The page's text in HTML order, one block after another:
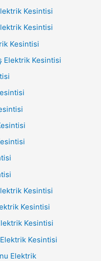
Kesintisi
Kesintisi
Kesintisi
Elektrik Kesintisi
Kesintisi
Kesintisi
Kesintisi
Kesintisi
Elektrik